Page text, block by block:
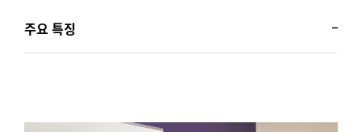
주요 특징